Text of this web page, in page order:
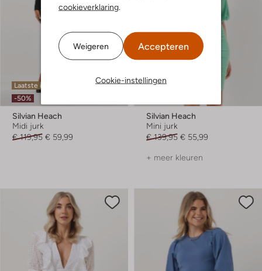
cookieverklaring.
Weigeren Accepteren
Cookie-instellingen
Laatste items
-50%
Silvian Heach
Midi jurk
€ 119,95 € 59,99
Laatste item
Silvian Heach
Mini jurk
€ 139,95 € 55,99
+ meer kleuren